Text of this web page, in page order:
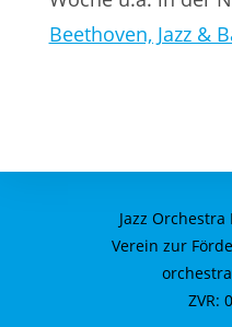
Beethoven, Jazz &
Jazz
Verein zur
ZVR: